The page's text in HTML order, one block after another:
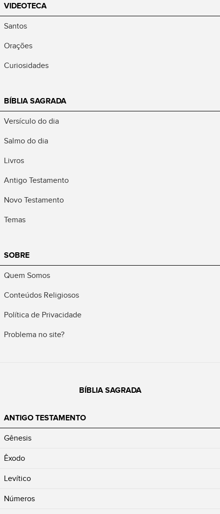
VIDEOTECA
Santos
Orações
Curiosidades
BÍBLIA SAGRADA
Versículo do dia
Salmo do dia
Livros
Antigo Testamento
Novo Testamento
Temas
SOBRE
Quem Somos
Conteúdos Religiosos
Política de Privacidade
Problema no site?
BÍBLIA SAGRADA
ANTIGO TESTAMENTO
Gênesis
Êxodo
Levítico
Números